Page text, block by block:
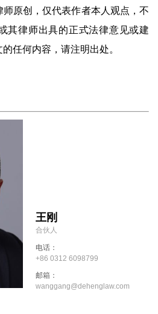
原创，仅代表作者本人观点，不
其律师出具的正式法律意见或建
任何内容，请注明出处。
王刚
合伙人
电话：
+86 0312 6098799
邮箱：
wanggang@dehenglaw.com